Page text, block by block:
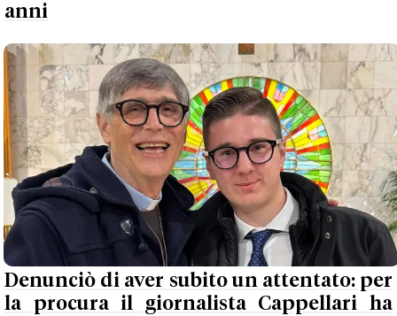
anni
Denunciò di aver subito un attentato: per
la procura il giornalista Cappellari ha